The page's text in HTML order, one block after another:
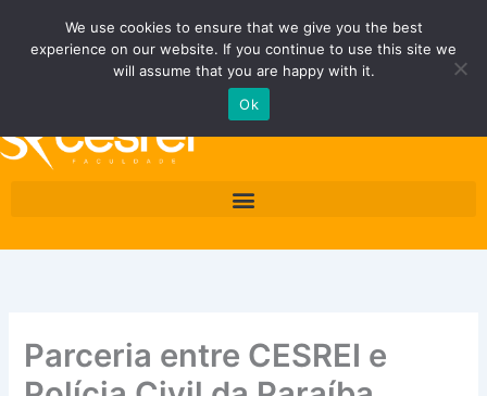
Fale Conosco Área do Área do Aluno/Professor
Quero ser Cesrei
Parceria entre CESREI e
We use cookies to ensure that we give you the best
experience on our website. If you continue to use this site we
will assume that you are happy with it.
Ok